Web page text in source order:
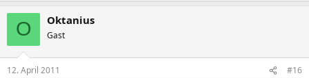
O Oktanius
Gast
12. April 2011 #16